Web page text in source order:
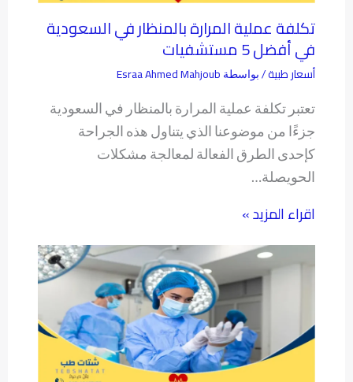
تكلفة عملية المرارة بالمنظار في السعودية
في أفضل 5 مستشفيات
أسعار طبية/ بواسطة Esraa Ahmed Mahjoub
تعتبر تكلفة عملية المرارة بالمنظار في السعودية
جزءًا من موضوعنا الذي يتناول هذه الجراحة
كإحدى الطرق الفعالة لمعالجة مشكلات
الحويصلة…
اقراء المزيد »